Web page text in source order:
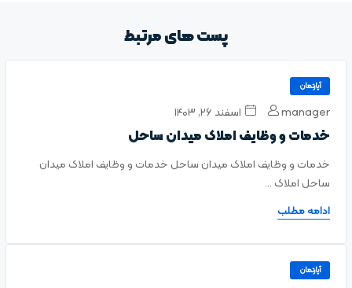
پست های مرتبط
آپارتمان
manager اسفند ۲۶, ۱۴۰۳
خدمات و وظایف املاک میدان ساحل
خدمات و وظایف املاک میدان ساحل خدمات و وظایف املاک میدان
ساحل املاک ...
ادامه مطلب
آپارتمان